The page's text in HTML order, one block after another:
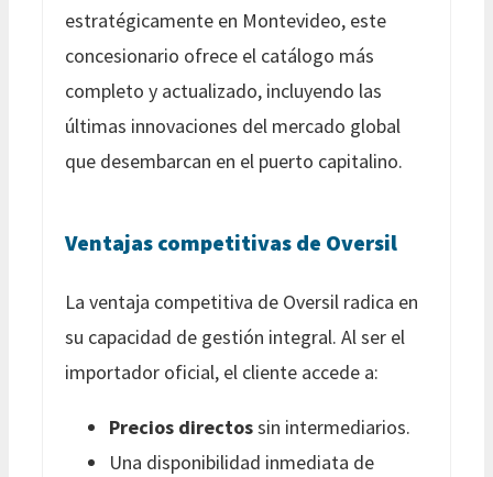
estratégicamente en Montevideo, este
concesionario ofrece el catálogo más
completo y actualizado, incluyendo las
últimas innovaciones del mercado global
que desembarcan en el puerto capitalino.
Ventajas competitivas de Oversil
La ventaja competitiva de Oversil radica en
su capacidad de gestión integral. Al ser el
importador oficial, el cliente accede a:
Precios directossin intermediarios.
Una disponibilidad inmediata de